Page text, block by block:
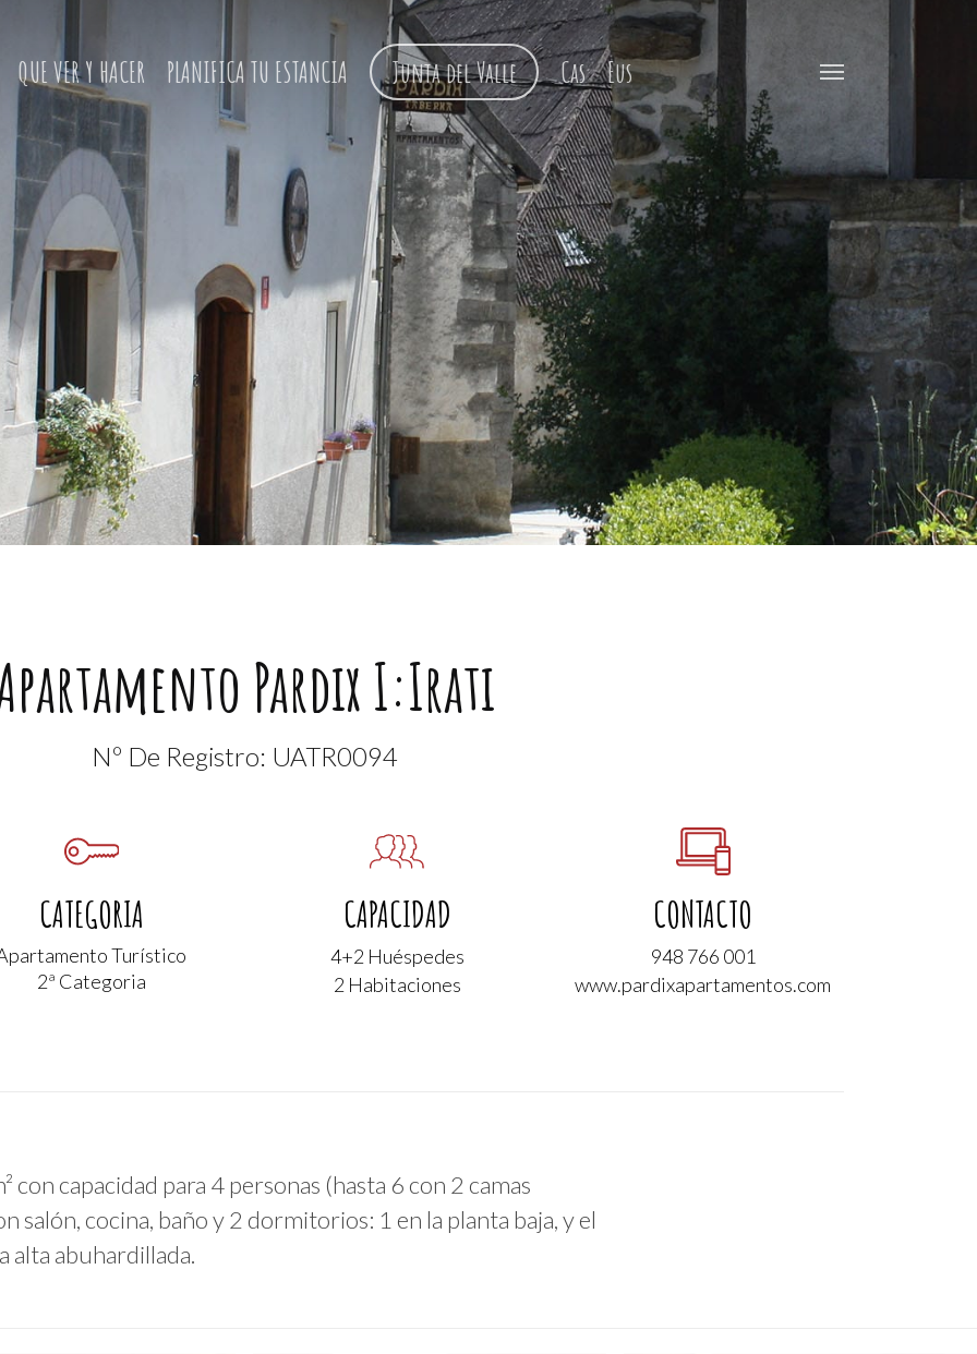
QUE VER Y HACER PLANIFICA TU ESTANCIA Junta del Valle Cas Eus Menu
Pardix I:Irati
Nº De Registro: UATR0094
CATEGORIA
Turístico
2ª Categoria
CAPACIDAD
4+2 Huéspedes
2 Habitaciones
CONTACTO
948 766 001
www.pardixapartamentos.com
con capacidad para 4 personas (hasta 6 con 2 camas
salón, cocina, baño y 2 dormitorios: 1 en la planta baja, y el
alta abuhardillada.